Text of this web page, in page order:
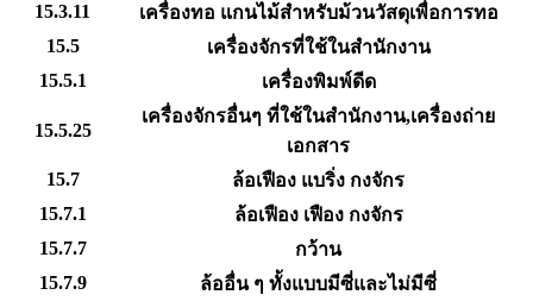
15.3.11
เครื่องทอ แกนไม้สำหรับม้วนวัสดุเพื่อการทอ
15.5
เครื่องจักรที่ใช้ในสำนักงาน
15.5.1
เครื่องพิมพ์ดีด
15.5.25
เครื่องจักรอื่นๆ ที่ใช้ในสำนักงาน,เครื่องถ่าย
เอกสาร
15.7
ล้อเฟือง แบริ่ง กงจักร
15.7.1
ล้อเฟือง เฟือง กงจักร
15.7.7
กว้าน
15.7.9
ล้ออื่น ๆ ทั้งแบบมีซี่และไม่มีซี่